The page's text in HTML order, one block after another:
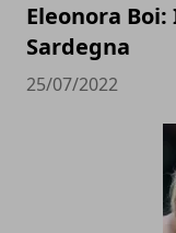
Eleonora
Sardegna
25/07/2022